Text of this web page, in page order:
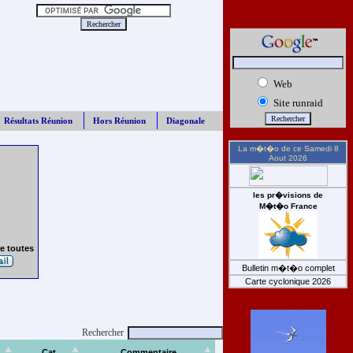
Résultats Réunion Hors Réunion Diagonale
toutes
Rechercher
Web
Site runraid
La m�t�o de ce Samedi 8
Aout 2026
les pr�visions de
M�t�o France
Bulletin m�t�o complet
Carte cyclonique 2026